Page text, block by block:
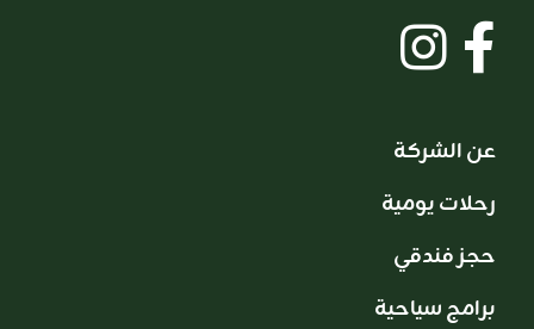
عن الشركة
رحلات يومية
حجز فندقي
برامج سياحية